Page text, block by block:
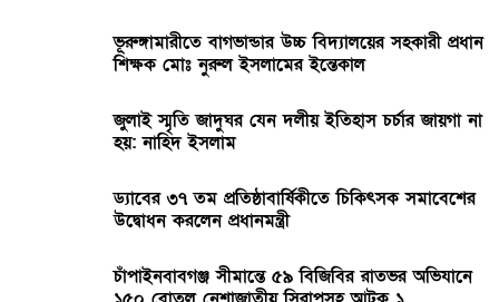
ভূরুঙ্গামারীতে বাগভান্ডার উচ্চ বিদ্যালয়ের সহকারী প্রধান
শিক্ষক মোঃ নুরুল ইসলামের ইন্তেকাল
জুলাই স্মৃতি জাদুঘর যেন দলীয় ইতিহাস চর্চার জায়গা না
হয়: নাহিদ ইসলাম
ড্যাবের ৩৭ তম প্রতিষ্ঠাবার্ষিকীতে চিকিৎসক সমাবেশের
উদ্বোধন করলেন প্রধানমন্ত্রী
চাঁপাইনবাবগঞ্জ সীমান্তে ৫৯ বিজিবির রাতভর অভিযানে